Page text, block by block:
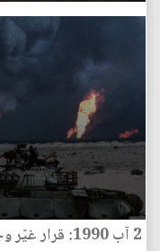
2 آب 1990: قرار غيّر وجه المنطقة